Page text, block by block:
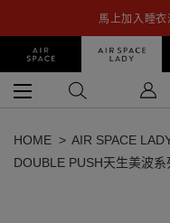
馬上加入睡
HOME AIR SPACE
DOUBLE PUSH天生美波系